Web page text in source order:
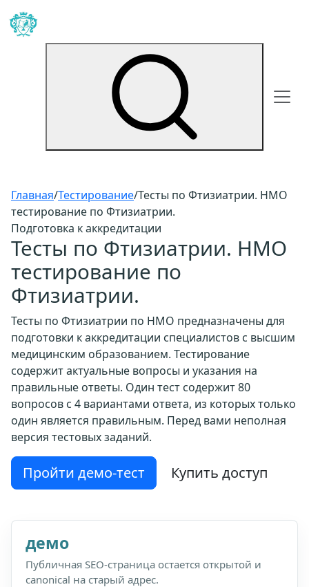
Главная/Тестирование/Тесты по Фтизиатрии. НМО
тестирование по Фтизиатрии.
Подготовка к аккредитации
Тесты по Фтизиатрии. НМО
тестирование по
Фтизиатрии.
Тесты по Фтизиатрии по НМО предназначены для
подготовки к аккредитации специалистов с высшим
медицинским образованием. Тестирование
содержит актуальные вопросы и указания на
правильные ответы. Один тест содержит 80
вопросов с 4 вариантами ответа, из которых только
один является правильным. Перед вами неполная
версия тестовых заданий.
Пройти демо-тест Купить доступ
демо
Публичная SEO-страница остается открытой и
canonical на старый адрес.